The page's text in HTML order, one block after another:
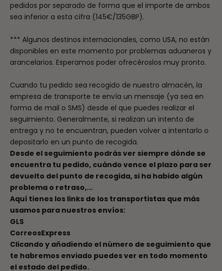
pedidos por separado de forma que el importe de ambos
sea inferior a esta cifra (145€/135GBP).
*** Algunos destinos internacionales, como USA, no están
disponibles en este momento por problemas aduaneros y
arancelarios. Esperamos poder ofrecéroslos muy pronto.
Cuando tu pedido sea recogido de nuestro almacén, la
empresa de transporte te envía un mensaje (ya sea en
forma de mail o SMS) desde el que puedes realizar el
seguimiento. Generalmente, si realizan un intento de
entrega y no te encuentran, pueden volver a intentarlo o
depositarlo en un punto de recogida.
Desde el seguimiento podrás ver siempre dónde se
encuentra tu pedido, cuándo vence el plazo para ser
devuelto del punto de recogida, si ha habido algún
problema o retraso,...
Aquí tienes los links de los transportistas que más
usamos para nuestros envíos:
GLS
CorreosExpress
Clicando y añadiendo el número de seguimiento que
te habremos enviado puedes ver en todo momento
el estado del pedido.